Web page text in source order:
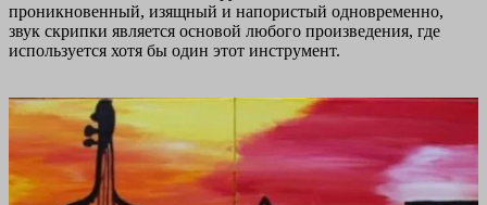
проникновенный, изящный и напористый одновременно,
звук скрипки является основой любого произведения, где
используется хотя бы один этот инструмент.